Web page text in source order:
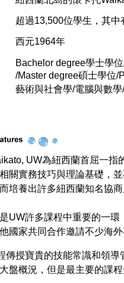
超過13,500位學生，其中
西元1964年
Bachelor degree學士學位
/Master degree碩士學位/
藝術與社會學/電腦與數學/
UW為紐西蘭首屈一指
關實務技巧與理論基礎，
培養出許多紐西蘭知名協商
UW許多課程中重要的一環
國家共同合作邀請不少海外
傳授寶貴的技能常識和領
盤概況，但是最主要的課程